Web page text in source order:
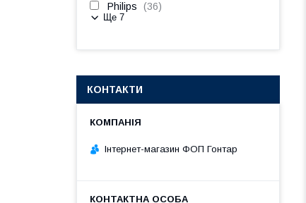
Philips 36
Ще 7
КОНТАКТИ
Інтернет-магазин ФОП Гонтар